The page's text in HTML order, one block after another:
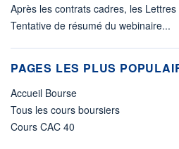
Après les contrats cadres, les
Tentative de résumé du webinaire...
PAGES LES PLUS
Accueil Bourse
Tous les cours boursiers
Cours CAC 40